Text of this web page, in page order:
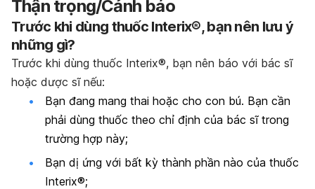
Thận trọng/Cảnh báo
Trước khi dùng thuốc Interix®, bạn nên lưu ý
những gì?
Trước khi dùng thuốc Interix®, bạn nên báo với bác sĩ
hoặc dược sĩ nếu:
Bạn đang mang thai hoặc cho con bú. Bạn cần
phải dùng thuốc theo chỉ định của bác sĩ trong
trường hợp này;
Bạn dị ứng với bất kỳ thành phần nào của thuốc
Interix®;